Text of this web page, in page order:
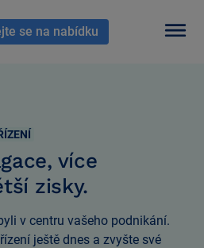
se na nabídku
que te pego a continuación.
více
zisky.
v centru vašeho podnikání.
ještě dnes a zvyšte své